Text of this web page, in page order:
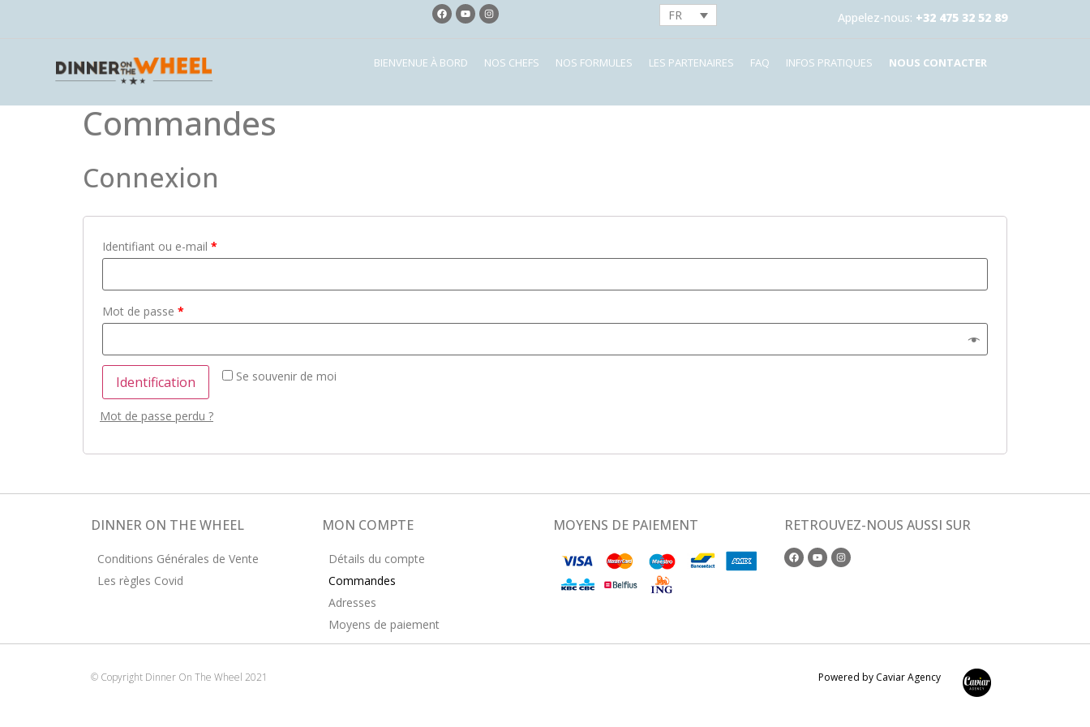
FR Appelez-nous: +32 475 32 52 89
BIENVENUE À BORD NOS CHEFS NOS FORMULES LES PARTENAIRES FAQ INFOS PRATIQUES NOUS CONTACTER
Commandes
Connexion
Identifiant ou e-mail *
Mot de passe *
Se souvenir de moi
Identification
Mot de passe perdu ?
DINNER ON THE WHEEL
Conditions Générales de Vente
Les règles Covid
MON COMPTE
Détails du compte
Commandes
Adresses
Moyens de paiement
MOYENS DE PAIEMENT RETROUVEZ-NOUS AUSSI SUR
© Copyright Dinner On The Wheel 2021 Powered by Caviar Agency